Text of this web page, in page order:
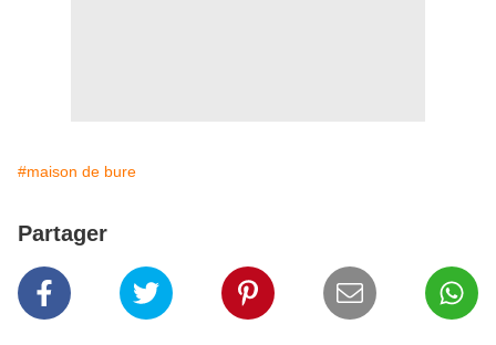
#maison de bure
Partager